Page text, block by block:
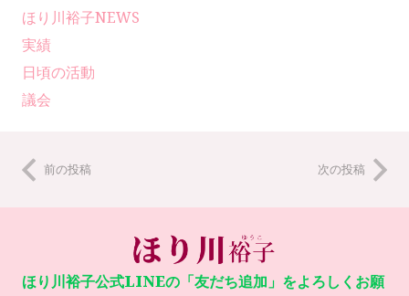
ほり川裕子NEWS
実績
日頃の活動
議会
前の投稿 次の投稿
ほり川裕子公式LINEの「友だち追加」をよろしくお願